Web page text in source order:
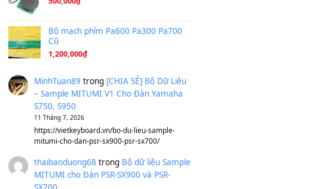
Ta Sẽ Trở Lại
Ông Hoàng Bảy (8.133)
Avenged Sevenfold - Buried Alive
Sản phẩm dành cho bạn
BEND 4 CHIỀU MTP-5F MEGABEND
1,600,000
Bánh xe Pa600 Pa900
500,000₫